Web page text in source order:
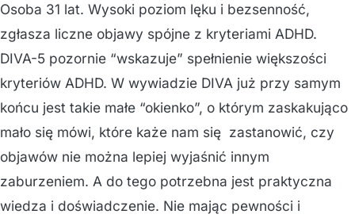
Osoba 31 lat. Wysoki poziom lęku i bezsenność,
zgłasza liczne objawy spójne z kryteriami ADHD.
DIVA-5 pozornie “wskazuje” spełnienie większości
kryteriów ADHD. W wywiadzie DIVA już przy samym
końcu jest takie małe “okienko”, o którym zaskakująco
mało się mówi, które każe nam się zastanowić, czy
objawów nie można lepiej wyjaśnić innym
zaburzeniem. A do tego potrzebna jest praktyczna
wiedza i doświadczenie. Nie mając pewności i